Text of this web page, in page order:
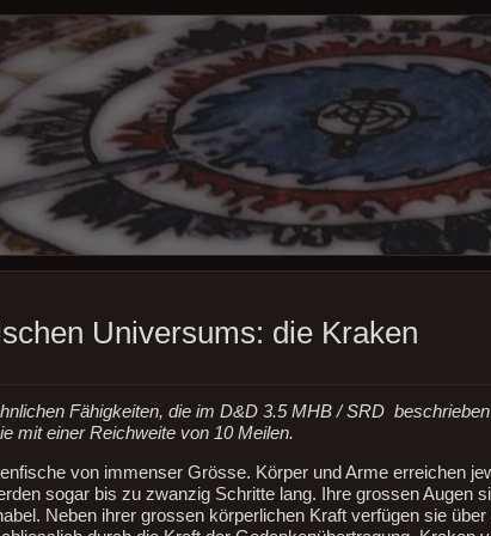
Universums: die Kraken
Fähigkeiten, die im D&D 3.5 MHB / SRD
mit einer Reichweite von 10 Meilen.
von immenser Grösse. Körper und Arme erreichen
sogar bis zu zwanzig Schritte lang. Ihre grossen Augen
Neben ihrer grossen körperlichen Kraft verfügen sie